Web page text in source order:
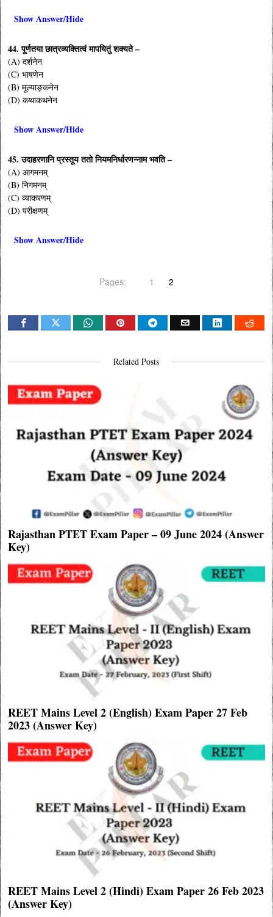
Show Answer/Hide
44. पूर्णतया छात्रव्यक्तित्वं मापयितुं शक्यते –
(A) दर्शनेन
(C) भाषणेन
(B) मूल्याङ्कनेन
(D) कथाकथनेन
Show Answer/Hide
45. उदाहरणानि प्रस्तूय ततो नियमनिर्धारणन्नाम भवति –
(A) आगमनम्
(B) निगमनम्
(C) व्याकरणम्
(D) परीक्षणम्
Show Answer/Hide
Pages: 1 2
Related Posts
Rajasthan PTET Exam Paper – 09 June 2024 (Answer
Key)
REET Mains Level 2 (English) Exam Paper 27 Feb
2023 (Answer Key)
REET Mains Level 2 (Hindi) Exam Paper 26 Feb 2023
(Answer Key)